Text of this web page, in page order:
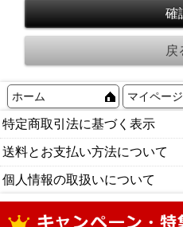
ホーム マイページ
特定商取引法に基づく表示
送料とお支払い方法について
個人情報の取扱いについて